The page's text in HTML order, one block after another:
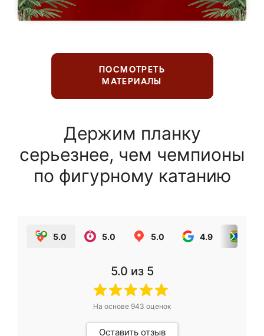
ПОСМОТРЕТЬ
МАТЕРИАЛЫ
Держим планку
серьезнее, чем чемпионы
по фигурному катанию
5.0 5.0 5.0 4.9
5.0 из 5
На основе 943 оценок
Оставить отзыв